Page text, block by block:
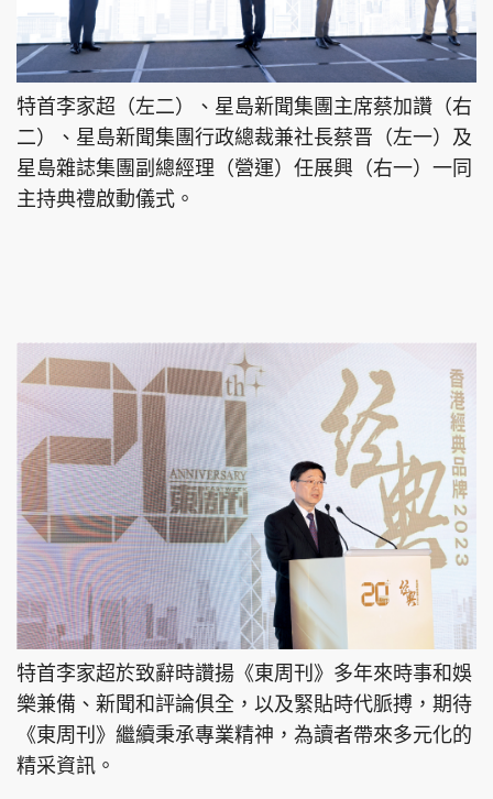
特首李家超（左二）、星島新聞集團主席蔡加讚（右
二）、星島新聞集團行政總裁兼社長蔡晋（左一）及
星島雜誌集團副總經理（營運）任展興（右一）一同
主持典禮啟動儀式。
特首李家超於致辭時讚揚《東周刊》多年來時事和娛
樂兼備、新聞和評論俱全，以及緊貼時代脈搏，期待
《東周刊》繼續秉承專業精神，為讀者帶來多元化的
精采資訊。